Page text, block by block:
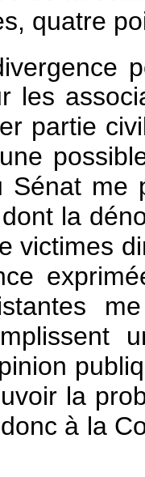
quatre
les
partie
Sénat me
la
victimes
la
à la